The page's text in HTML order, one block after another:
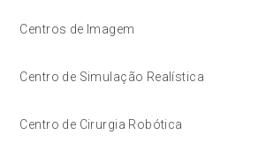
Centros de Imagem
Centro de Simulação Realística
Centro de Cirurgia Robótica